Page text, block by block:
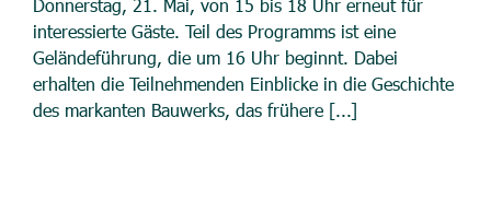
Donnerstag, 21. Mai, von 15 bis 18 Uhr erneut für
interessierte Gäste. Teil des Programms ist eine
Geländeführung, die um 16 Uhr beginnt. Dabei
erhalten die Teilnehmenden Einblicke in die Geschichte
des markanten Bauwerks, das frühere [...]